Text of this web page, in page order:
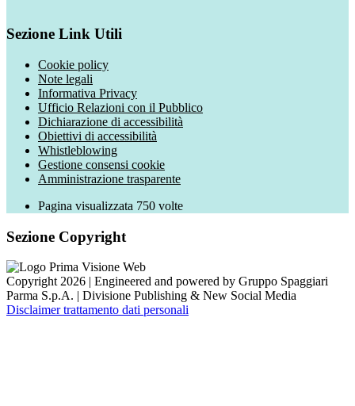
Sezione Link Utili
Cookie policy
Note legali
Informativa Privacy
Ufficio Relazioni con il Pubblico
Dichiarazione di accessibilità
Obiettivi di accessibilità
Whistleblowing
Gestione consensi cookie
Amministrazione trasparente
Pagina visualizzata 750 volte
Sezione Copyright
Copyright 2026 | Engineered and powered by Gruppo Spaggiari
Parma S.p.A. | Divisione Publishing & New Social Media
Disclaimer trattamento dati personali